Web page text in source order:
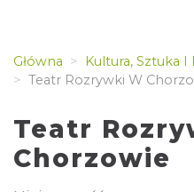
Główna
Kultura, Sztuka I
Teatr Rozrywki W
Teatr
Chorzowie